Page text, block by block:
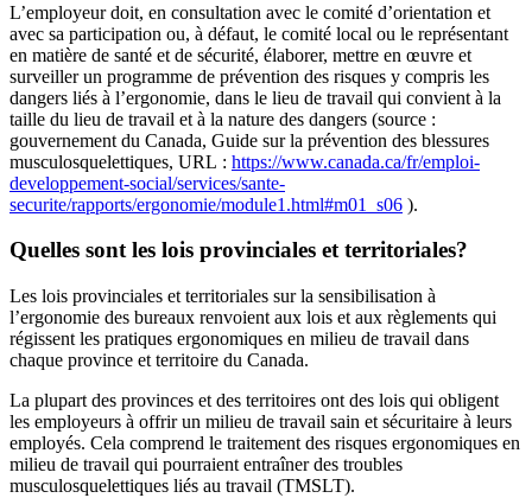
L’employeur doit, en consultation avec le comité d’orientation et
avec sa participation ou, à défaut, le comité local ou le représentant
en matière de santé et de sécurité, élaborer, mettre en œuvre et
surveiller un programme de prévention des risques y compris les
dangers liés à l’ergonomie, dans le lieu de travail qui convient à la
taille du lieu de travail et à la nature des dangers (source :
gouvernement du Canada, Guide sur la prévention des blessures
musculosquelettiques, URL : https://www.canada.ca/fr/emploi-
developpement-social/services/sante-
securite/rapports/ergonomie/module1.html#m01_s06 ).
Quelles sont les lois provinciales et territoriales?
Les lois provinciales et territoriales sur la sensibilisation à
l’ergonomie des bureaux renvoient aux lois et aux règlements qui
régissent les pratiques ergonomiques en milieu de travail dans
chaque province et territoire du Canada.
La plupart des provinces et des territoires ont des lois qui obligent
les employeurs à offrir un milieu de travail sain et sécuritaire à leurs
employés. Cela comprend le traitement des risques ergonomiques en
milieu de travail qui pourraient entraîner des troubles
musculosquelettiques liés au travail (TMSLT).